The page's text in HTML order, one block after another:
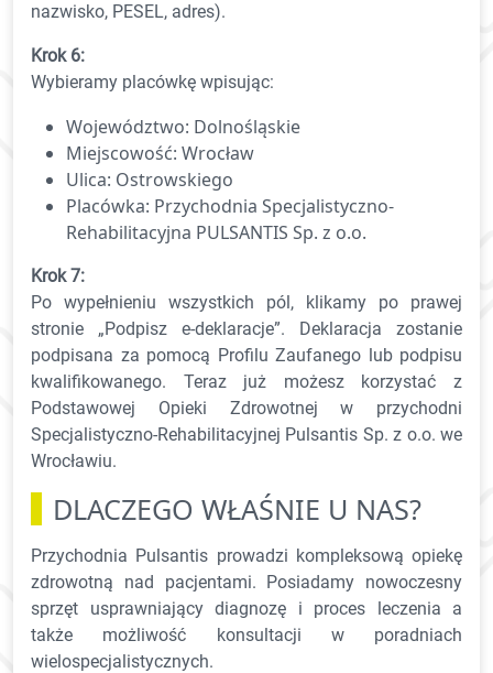
nazwisko, PESEL, adres).
Krok 6:
Wybieramy placówkę wpisując:
Województwo: Dolnośląskie
Miejscowość: Wrocław
Ulica: Ostrowskiego
Placówka: Przychodnia Specjalistyczno-
Rehabilitacyjna PULSANTIS Sp. z o.o.
Krok 7:
Po wypełnieniu wszystkich pól, klikamy po prawej
stronie „Podpisz e-deklaracje”. Deklaracja zostanie
podpisana za pomocą Profilu Zaufanego lub podpisu
kwalifikowanego. Teraz już możesz korzystać z
Podstawowej Opieki Zdrowotnej w przychodni
Specjalistyczno-Rehabilitacyjnej Pulsantis Sp. z o.o. we
Wrocławiu.
DLACZEGO WŁAŚNIE U NAS?
Przychodnia Pulsantis prowadzi kompleksową opiekę
zdrowotną nad pacjentami. Posiadamy nowoczesny
sprzęt usprawniający diagnozę i proces leczenia a
także możliwość konsultacji w poradniach
wielospecjalistycznych.